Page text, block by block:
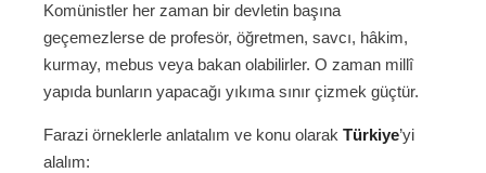
Komünistler her zaman bir devletin başına
geçemezlerse de profesör, öğretmen, savcı, hâkim,
kurmay, mebus veya bakan olabilirler. O zaman millî
yapıda bunların yapacağı yıkıma sınır çizmek güçtür.
Farazi örneklerle anlatalım ve konu olarak Türkiye’yi
alalım: